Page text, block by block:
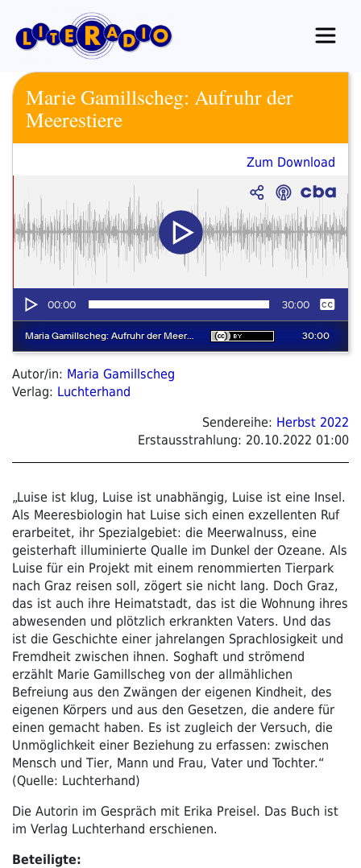
Inhalt
springen
Marie Gamillscheg: Aufruhr der
Meerestiere
Zum Download
Autor/in: Maria Gamillscheg
Verlag: Luchterhand
Sendereihe: Herbst 2022
Erstausstrahlung: 20.10.2022 01:00
„Luise ist klug, Luise ist unabhängig, Luise ist eine Insel.
Als Meeresbiologin hat Luise sich einen exzellenten Ruf
erarbeitet, ihr Spezialgebiet: die Meerwalnuss, eine
geisterhaft illuminierte Qualle im Dunkel der Ozeane. Als
Luise für ein Projekt mit einem renommierten Tierpark
nach Graz reisen soll, zögert sie nicht lang. Doch Graz,
das ist auch ihre Heimatstadt, das ist die Wohnung ihres
abwesenden und plötzlich erkrankten Vaters. Und das
ist die Geschichte einer jahrelangen Sprachlosigkeit und
Fremdheit zwischen ihnen. Soghaft und strömend
erzählt Marie Gamillscheg von der allmählichen
Befreiung aus den Zwängen der eigenen Kindheit, des
eigenen Körpers und aus den Gesetzen, die andere für
einen gemacht haben. Es ist zugleich der Versuch, die
Unmöglichkeit einer Beziehung zu erfassen: zwischen
Mensch und Tier, Mann und Frau, Vater und Tochter.“
(Quelle: Luchterhand)
Die Autorin im Gespräch mit Erika Preisel. Das Buch ist
im Verlag Luchterhand erschienen.
Beteiligte: